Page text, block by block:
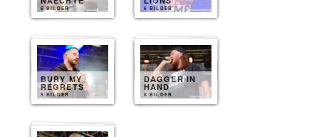
6 BILDER 6 BILDER
BURY MY
REGRETS
5 BILDER
DAGGER IN
HAND
6 BILDER